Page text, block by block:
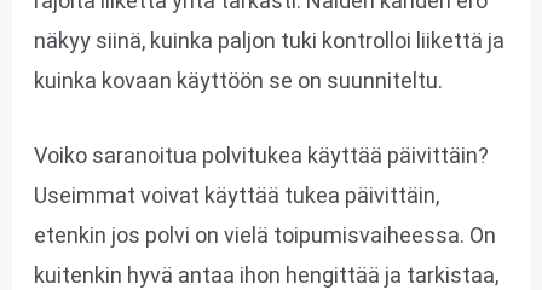
näkyy siinä, kuinka paljon tuki kontrolloi liikettä ja
kuinka kovaan käyttöön se on suunniteltu.
Voiko saranoitua polvitukea käyttää päivittäin?
Useimmat voivat käyttää tukea päivittäin,
etenkin jos polvi on vielä toipumisvaiheessa. On
kuitenkin hyvä antaa ihon hengittää ja tarkistaa,